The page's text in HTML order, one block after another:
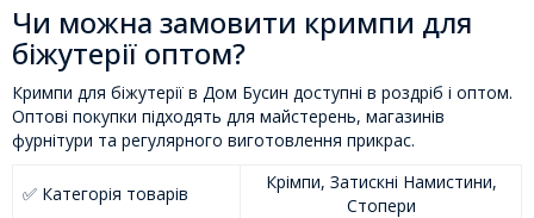
Чи можна замовити кримпи для
біжутерії оптом?
Кримпи для біжутерії в Дом Бусин доступні в роздріб і оптом.
Оптові покупки підходять для майстерень, магазинів
фурнітури та регулярного виготовлення прикрас.
✅ Категорія товарів
Крімпи, Затискні Намистини,
Стопери